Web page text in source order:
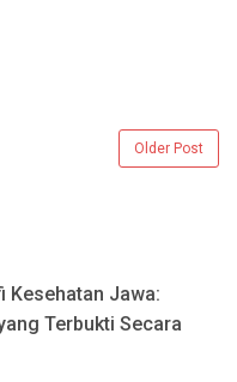
Older Post
Kesehatan Jawa:
Terbukti Secara